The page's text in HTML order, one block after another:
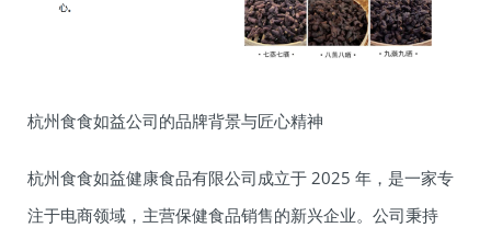
杭州食食如益公司的品牌背景与匠心精神
杭州食食如益健康食品有限公司成立于 2025 年，是一家专
注于电商领域，主营保健食品销售的新兴企业。公司秉持